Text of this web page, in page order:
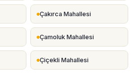
Çakırca Mahallesi
Çamoluk Mahallesi
Çiçekli Mahallesi